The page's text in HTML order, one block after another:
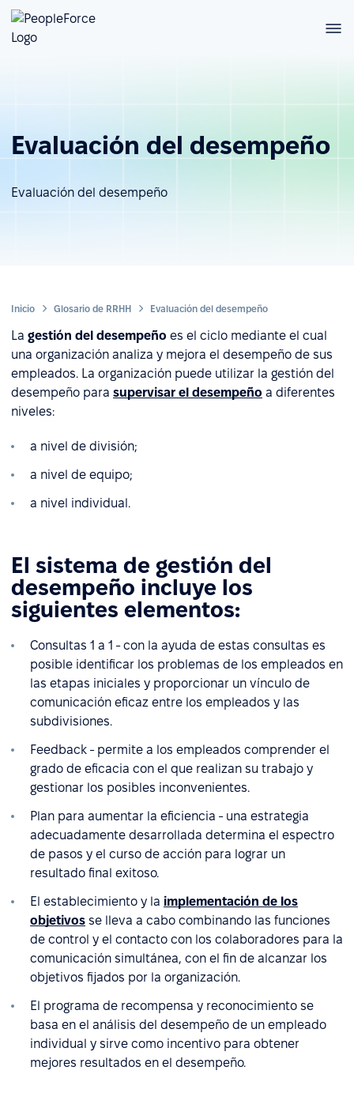
Evaluación del desempeño
Evaluación del desempeño
Inicio Glosario de RRHH Evaluación del desempeño
La gestión del desempeño es el ciclo mediante el cual
una organización analiza y mejora el desempeño de sus
empleados. La organización puede utilizar la gestión del
desempeño para supervisar el desempeño a diferentes
niveles:
a nivel de división;
a nivel de equipo;
a nivel individual.
El sistema de gestión del
desempeño incluye los
siguientes elementos:
Consultas 1 a 1 - con la ayuda de estas consultas es
posible identificar los problemas de los empleados en
las etapas iniciales y proporcionar un vínculo de
comunicación eficaz entre los empleados y las
subdivisiones.
Feedback - permite a los empleados comprender el
grado de eficacia con el que realizan su trabajo y
gestionar los posibles inconvenientes.
Plan para aumentar la eficiencia - una estrategia
adecuadamente desarrollada determina el espectro
de pasos y el curso de acción para lograr un
resultado final exitoso.
El establecimiento y la implementación de los
objetivos se lleva a cabo combinando las funciones
de control y el contacto con los colaboradores para la
comunicación simultánea, con el fin de alcanzar los
objetivos fijados por la organización.
El programa de recompensa y reconocimiento se
basa en el análisis del desempeño de un empleado
individual y sirve como incentivo para obtener
mejores resultados en el desempeño.